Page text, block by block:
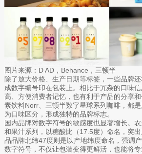
图片来源：D AD，Behance，三顿半
除了放大价格、生产日期等标签，一些品牌
成数字编号印在包装上。相比于冗杂的口味
高、方便消费者记忆，也有利于产品的分享
素饮料Norr、三顿半数字星球系列咖啡，都
为口味区分，形成独特的品牌标志。
国内品牌对数字符号的敏感度也显著增长。
和果汁系列，以糖酸比（17.5度）命名，突
品品牌北纬47度则是以产地纬度命名，强调
数字符号，不仅让包装变得更鲜活，也能将